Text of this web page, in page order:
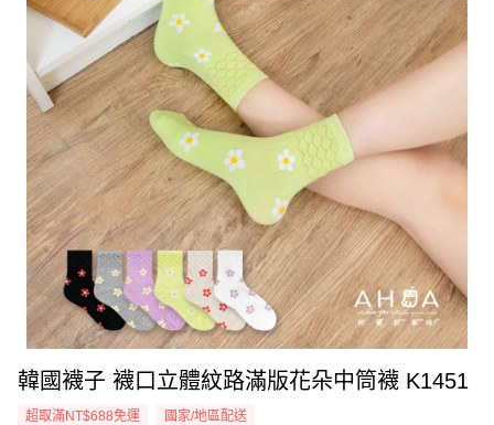
韓國襪子 襪口立體紋路滿版花朵中筒襪 K1451
超取滿NT$688免運 國家/地區配送